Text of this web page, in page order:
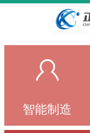
智能制造